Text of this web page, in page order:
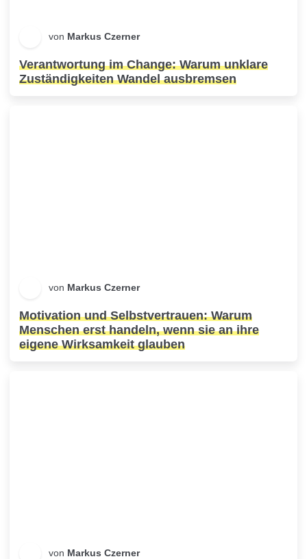
von Markus Czerner
Verantwortung im Change: Warum unklare
Zuständigkeiten Wandel ausbremsen
von Markus Czerner
Motivation und Selbstvertrauen: Warum
Menschen erst handeln, wenn sie an ihre
eigene Wirksamkeit glauben
von Markus Czerner